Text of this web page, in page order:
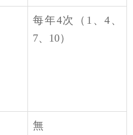
每年4次（1、4、
7、10）
無